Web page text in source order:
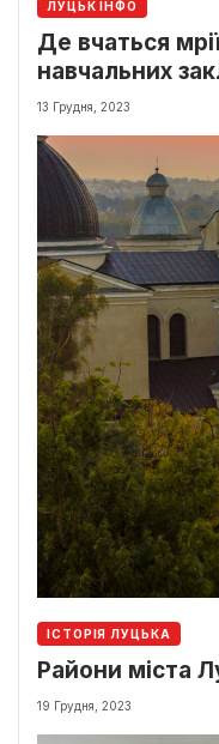
ЛУЦЬК ІНФО
Де вчаться
навчальних
13 Грудня, 2023
ІСТОРІЯ ЛУЦЬКА
Райони міста
19 Грудня, 2023